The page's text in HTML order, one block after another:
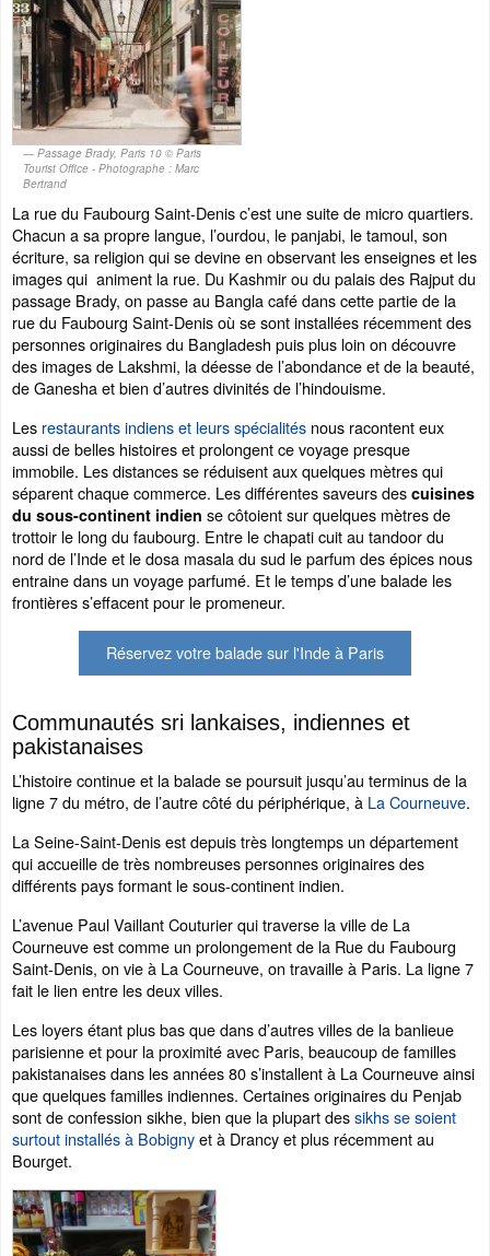
Passage Brady, Paris 10 © Paris
Tourist Office - Photographe : Marc
Bertrand
La rue du Faubourg Saint-Denis c’est une suite de micro quartiers.
Chacun a sa propre langue, l’ourdou, le panjabi, le tamoul, son
écriture, sa religion qui se devine en observant les enseignes et les
images qui animent la rue. Du Kashmir ou du palais des Rajput du
passage Brady, on passe au Bangla café dans cette partie de la
rue du Faubourg Saint-Denis où se sont installées récemment des
personnes originaires du Bangladesh puis plus loin on découvre
des images de Lakshmi, la déesse de l’abondance et de la beauté,
de Ganesha et bien d’autres divinités de l’hindouisme.
Les restaurants indiens et leurs spécialités nous racontent eux
aussi de belles histoires et prolongent ce voyage presque
immobile. Les distances se réduisent aux quelques mètres qui
séparent chaque commerce. Les différentes saveurs des cuisines
du sous-continent indien se côtoient sur quelques mètres de
trottoir le long du faubourg. Entre le chapati cuit au tandoor du
nord de l’Inde et le dosa masala du sud le parfum des épices nous
entraine dans un voyage parfumé. Et le temps d’une balade les
frontières s’effacent pour le promeneur.
Réservez votre balade sur l'Inde à Paris
Communautés sri lankaises, indiennes et
pakistanaises
L’histoire continue et la balade se poursuit jusqu’au terminus de la
ligne 7 du métro, de l’autre côté du périphérique, à La Courneuve.
La Seine-Saint-Denis est depuis très longtemps un département
qui accueille de très nombreuses personnes originaires des
différents pays formant le sous-continent indien.
L’avenue Paul Vaillant Couturier qui traverse la ville de La
Courneuve est comme un prolongement de la Rue du Faubourg
Saint-Denis, on vie à La Courneuve, on travaille à Paris. La ligne 7
fait le lien entre les deux villes.
Les loyers étant plus bas que dans d’autres villes de la banlieue
parisienne et pour la proximité avec Paris, beaucoup de familles
pakistanaises dans les années 80 s’installent à La Courneuve ainsi
que quelques familles indiennes. Certaines originaires du Penjab
sont de confession sikhe, bien que la plupart dessikhs se soient
surtout installés à Bobignyet à Drancy et plus récemment au
Bourget.